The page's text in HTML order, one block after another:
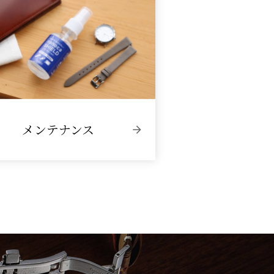
メンテナンス